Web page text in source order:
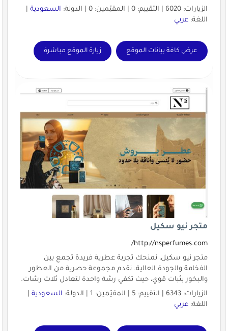
الزيارات: 6020 | التقييم: 0 | المقيّمين: 0 | الدولة:
السعودية|
اللغة: عربي
عرض كافة بيانات الموقع زيارة الموقع مباشرة
متجر نيو سكيل
http://nsperfumes.com/
متجر نيو سكيل، نمنحك تجربة عطرية فريدة تجمع بين
الفخامة والجودة العالية. نقدم مجموعة حصرية من العطور
والبخور بثبات قوي، حيث تكفي رشة واحدة لتعادل ثلاث رشات.
الزيارات: 6343 | التقييم: 5 | المقيّمين: 1 | الدولة:
السعودية|
اللغة: عربي